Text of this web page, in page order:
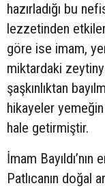
hazırladığı bu
lezzetinden
göre ise imam,
miktardaki
şaşkınlıktan
hikayeler
hale getirmiştir.
İmam
Patlıcanın doğal